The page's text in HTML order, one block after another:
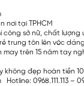
nơi tại TPHCM
công sở nữ, chất lượng
trung tôn lên vóc
trên 15 năm tay
đẹp hoàn tiền
0968.111.113 –